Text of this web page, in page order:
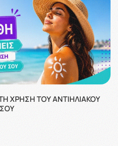
ΧΡΉΣΗ ΤΟΥ ΑΝΤΙΗΛΙΑΚΟΎ
ΣΟΥ